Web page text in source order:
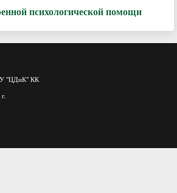
психологической помощи
"ЦДиК" КК